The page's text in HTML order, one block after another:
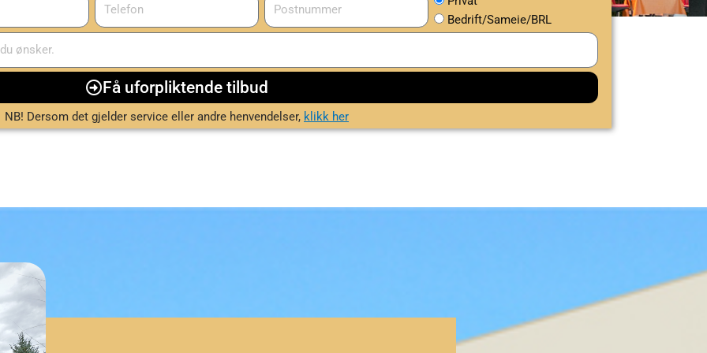
Bedrift/Sameie/BRL
Få uforpliktende tilbud
NB! Dersom det gjelder service eller andre henvendelser, klikk her